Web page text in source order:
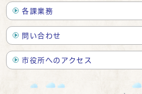
各課業務
問い合わせ
市役所へのアクセス